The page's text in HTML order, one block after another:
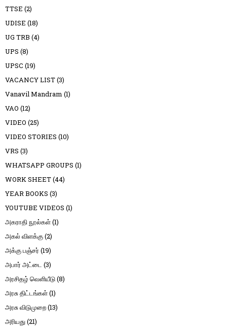
TTSE (2)
UDISE (18)
UG TRB (4)
UPS (8)
UPSC (19)
VACANCY LIST(3)
Vanavil Mandram (1)
VAO (12)
VIDEO (25)
VIDEO STORIES (10)
VRS (3)
WHATSAPP GROUPS (1)
WORK SHEET(44)
YEAR BOOKS (3)
YOUTUBE VIDEOS (1)
அகராதி நூல்கள்(1)
அகல் விளக்கு(2)
அக்கு பஞ்சர் (19)
அபார் அட்டை (3)
அரசிதழ் வெளியீடு(8)
அரசு திட்டங்கள்(1)
அரசு விடுமுறை(13)
அரியது(21)